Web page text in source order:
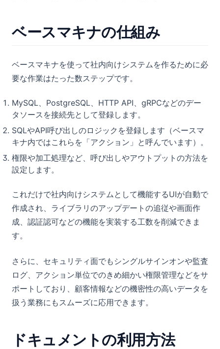
ベースマキナの仕組み
ベースマキナを使って社内向けシステムを作るために必
要な作業はたった数ステップです。
MySQL、PostgreSQL、HTTP API、gRPCなどのデー
タソースを接続先として登録します。
SQLやAPI呼び出しのロジックを登録します（ベースマ
キナ内ではこれらを「アクション」と呼んでいます）。
権限や加工処理など、呼び出しやアウトプットの方法を
設定します。
これだけで社内向けシステムとして機能するUIが自動で
作成され、ライブラリのアップデートの追従や画面作
成、認証認可などの機能を実装する工数を削減できま
す。
さらに、セキュリティ面でもシングルサインオンや監査
ログ、アクション単位でのきめ細かい権限管理などをサ
ポートしており、顧客情報などの機密性の高いデータを
扱う業務にもスムーズに応用できます。
ドキュメントの利用方法